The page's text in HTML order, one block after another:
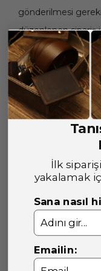
gönderilmesi
düzenlenen sipariş
takdirde
17.İade formu,
varsa standart
teslim edilmesi
İADE KOŞULLARI:
18.SATICI, cayma
itibaren en geç 10
ve ALICI’yı borç
yükümlüdür.
19.ALICI’ nın
değerinde bir
ALICI kusuru
İlk
yakalamak
Sana nasıl
Emailin: